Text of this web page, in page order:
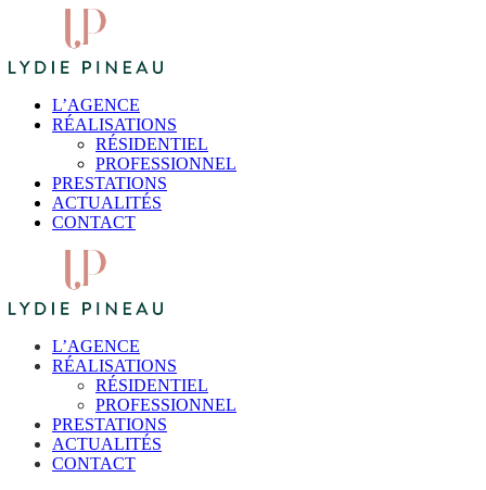
L’AGENCE
RÉALISATIONS
RÉSIDENTIEL
PROFESSIONNEL
PRESTATIONS
ACTUALITÉS
CONTACT
L’AGENCE
RÉALISATIONS
RÉSIDENTIEL
PROFESSIONNEL
PRESTATIONS
ACTUALITÉS
CONTACT